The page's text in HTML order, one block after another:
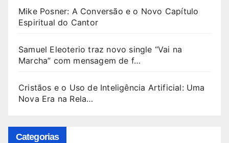
Mike Posner: A Conversão e o Novo Capítulo
Espiritual do Cantor
Samuel Eleoterio traz novo single “Vai na
Marcha” com mensagem de f…
Cristãos e o Uso de Inteligência Artificial: Uma
Nova Era na Rela…
Categorias